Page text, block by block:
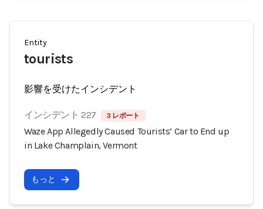
Entity
tourists
影響を受けたインシデント
インシデント 227 3 レポート
Waze App Allegedly Caused Tourists’ Car to End up
in Lake Champlain, Vermont
もっと